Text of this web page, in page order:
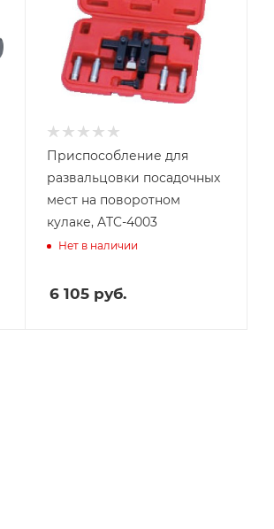
Приспособление для
развальцовки посадочных
мест на поворотном
кулаке, ATC-4003
Нет в наличии
6 105руб.